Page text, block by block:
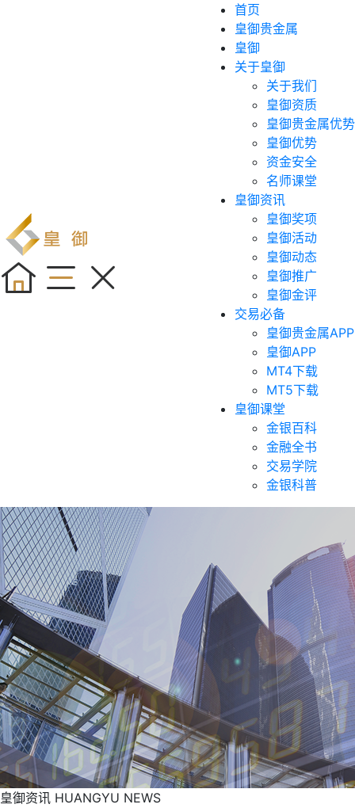
首页
皇御贵金属
皇御
关于皇御
关于我们
皇御资质
皇御贵金属优势
皇御优势
资金安全
名师课堂
皇御资讯
皇御奖项
皇御活动
皇御动态
皇御推广
皇御金评
交易必备
皇御贵金属APP
皇御APP
MT4下载
MT5下载
皇御课堂
金银百科
金融全书
交易学院
金银科普
皇御资讯 HUANGYU NEWS